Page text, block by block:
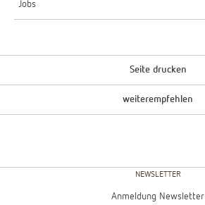
Jobs
Seite drucken
weiterempfehlen
NEWSLETTER
Anmeldung Newsletter